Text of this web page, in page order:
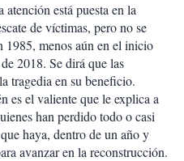
atención está puesta en la
de víctimas, pero no se
1985, menos aún en el inicio
2018. Se dirá que las
tragedia en su beneficio.
es el valiente que le explica a
han perdido todo o casi
haya, dentro de un año y
avanzar en la reconstrucción.